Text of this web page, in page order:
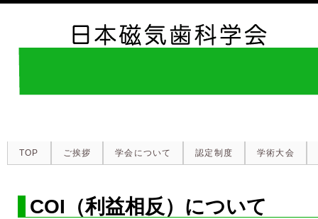
TOP ご挨拶 学会について 認定制度 学術大会
COI（利益相反）について